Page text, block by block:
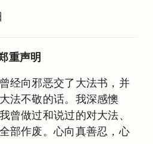
重声明
经向邪恶交了大法书，并
法不敬的话。我深感懊
曾做过和说过的对大法、
部作废。心向真善忍，心